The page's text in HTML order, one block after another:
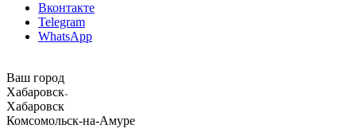
Вконтакте
Telegram
WhatsApp
Ваш город
Хабаровск
Хабаровск
Комсомольск-на-Амуре